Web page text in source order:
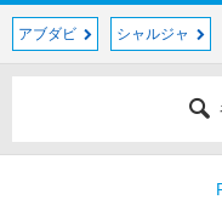
アブダビ シャルジャ